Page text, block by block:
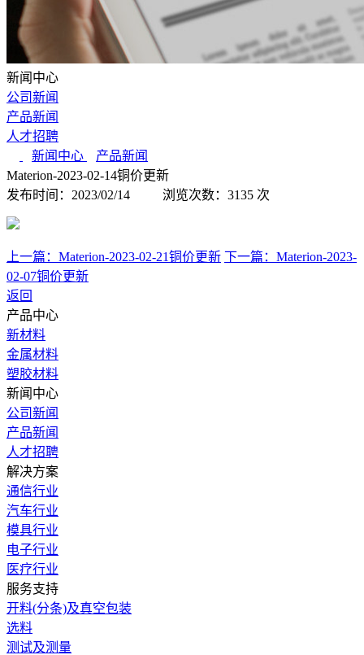
新闻中心
公司新闻
产品新闻
人才招聘
新闻中心
产品新闻
Materion-2023-02-14铜价更新
发布时间：2023/02/14 浏览次数：3135 次
上一篇：Materion-2023-02-21铜价更新 下一篇：Materion-2023-
02-07铜价更新
返回
产品中心
新材料
金属材料
塑胶材料
新闻中心
公司新闻
产品新闻
人才招聘
解决方案
通信行业
汽车行业
模具行业
电子行业
医疗行业
服务支持
开料(分条)及真空包装
选料
测试及测量